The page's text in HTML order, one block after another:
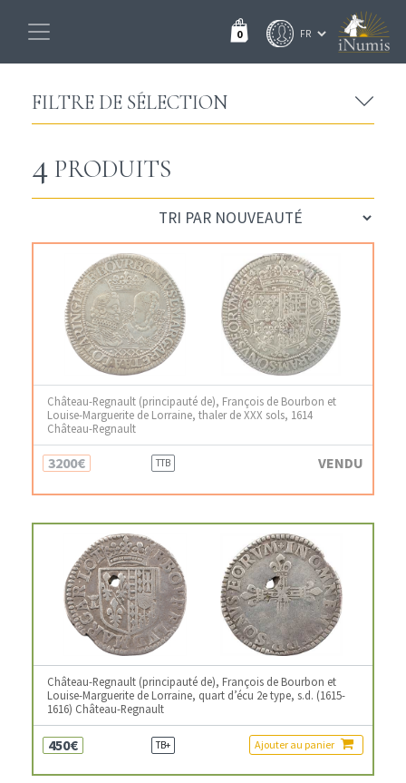
0
FILTRE DE SÉLECTION
4 PRODUITS
Château-Regnault (principauté de), François de Bourbon et
Louise-Marguerite de Lorraine, thaler de XXX sols, 1614
Château-Regnault
3200€ TTB VENDU
Château-Regnault (principauté de), François de Bourbon et
Louise-Marguerite de Lorraine, quart d’écu 2e type, s.d. (1615-
1616) Château-Regnault
450€ TB+ Ajouter au panier